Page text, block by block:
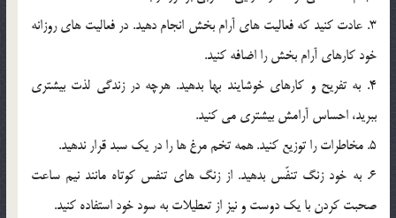
3. عادت کنيد که فعاليت هاي آرام بخش انجام دهيد. در فعاليت هاي روزانه
خود کارهاي آرام بخش را اضافه کنيد.
4. به تفريح و کارهاي خوشايند بها بدهيد. هرچه در زندگي لذت بيشتري
ببريد، احساس آرامش بيشتري مي کنيد.
5. مخاطرات را توزيع کنيد. همه تخم مرغ ها را در يک سبد قرار ندهيد.
6. به خود زنگ تنفّس بدهيد. از زنگ هاي تنفس کوتاه مانند نيم ساعت
صحبت کردن با يک دوست و نيز از تعطيلات به سود خود استفاده کنيد.